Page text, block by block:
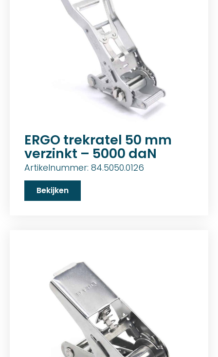
ERGO trekratel 50 mm
verzinkt – 5000 daN
Artikelnummer: 84.5050.0126
Bekijken